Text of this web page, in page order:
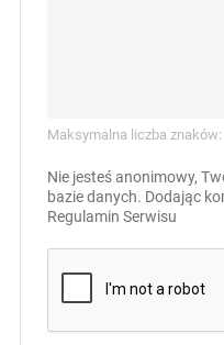
Maksymalna liczba
Nie jesteś anonimowy,
bazie danych. Dodając
Regulamin Serwisu